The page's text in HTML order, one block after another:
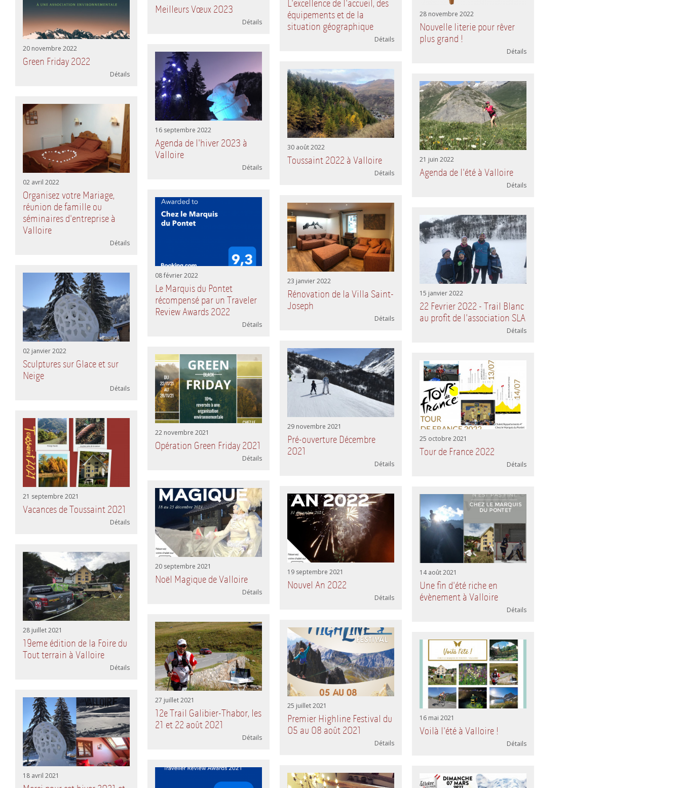
L'excellence de l'accueil, des
équipements et de la
situation géographique
Détails
Meilleurs Vœux 2023
Détails
28 novembre 2022
Nouvelle literie pour rêver
plus grand !
Détails
20 novembre 2022
Green Friday 2022
Détails
16 septembre 2022
Agenda de l'hiver 2023 à
Valloire
Détails
30 août 2022
Toussaint 2022 à Valloire
Détails
21 juin 2022
Agenda de l'été à Valloire
Détails
02 avril 2022
Organisez votre Mariage,
réunion de famille ou
séminaires d'entreprise à
Valloire
Détails
08 février 2022
Le Marquis du Pontet
récompensé par un Traveler
Review Awards 2022
Détails
23 janvier 2022
Rénovation de la Villa Saint-
Joseph
Détails
15 janvier 2022
22 Fevrier 2022 - Trail Blanc
au profit de l'association SLA
Détails
02 janvier 2022
Sculptures sur Glace et sur
Neige
Détails
29 novembre 2021
Pré-ouverture Décembre
2021
Détails
22 novembre 2021
Opération Green Friday 2021
Détails
25 octobre 2021
Tour de France 2022
Détails
21 septembre 2021
Vacances de Toussaint 2021
Détails
20 septembre 2021
Noël Magique de Valloire
Détails
19 septembre 2021
Nouvel An 2022
Détails
14 août 2021
Une fin d'été riche en
évènement à Valloire
Détails
28 juillet 2021
19eme édition de la Foire du
Tout terrain à Valloire
Détails
27 juillet 2021
12e Trail Galibier-Thabor, les
21 et 22 août 2021
Détails
25 juillet 2021
Premier Highline Festival du
05 au 08 août 2021
Détails
16 mai 2021
Voilà l'été à Valloire !
Détails
18 avril 2021